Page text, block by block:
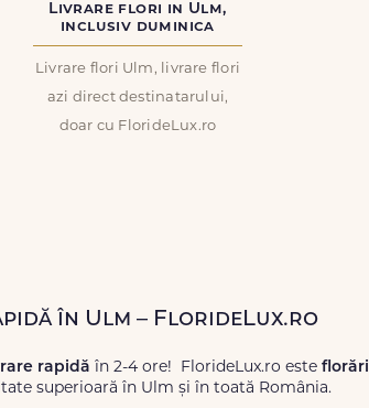
Livrare flori in Ulm,
inclusiv duminica
Livrare flori Ulm, livrare flori
azi direct destinatarului,
doar cu FlorideLux.ro
în Ulm – FlorideLux.ro
rapidă în 2-4 ore! FlorideLux.ro este
superioară în Ulm și în toată România.